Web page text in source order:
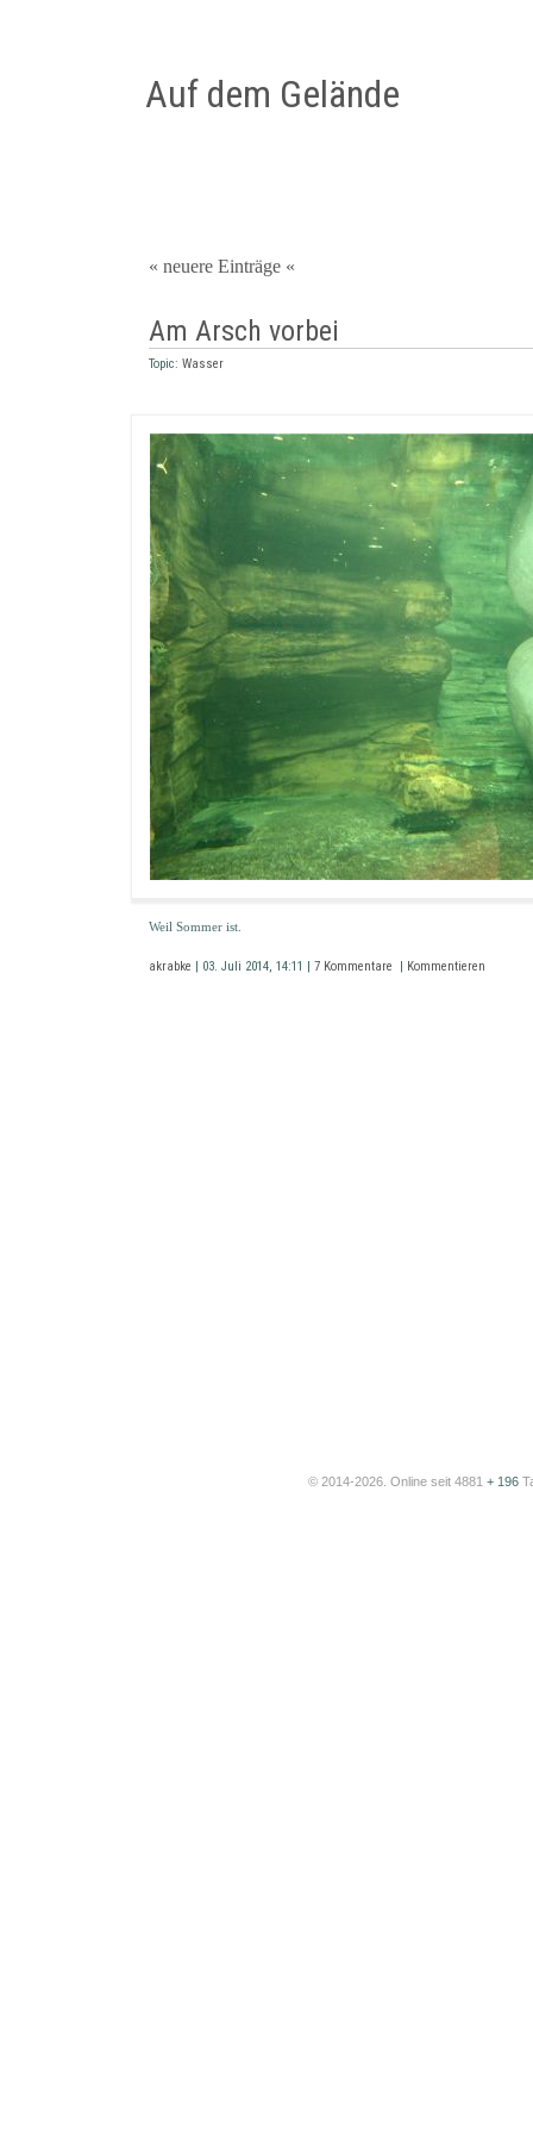
Auf dem Gelände
« neuere Einträge «
Am Arsch vorbei
Topic: Wasser
Weil Sommer ist.
akrabke | 03. Juli 2014, 14:11 | 7 Kommentare | Kommentieren
© 2014-2026. Online seit 4881 + 196